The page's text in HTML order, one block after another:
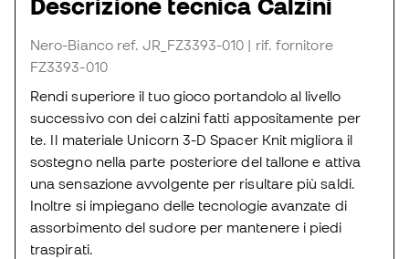
Descrizione tecnica Calzini
Nero-Bianco ref. JR_FZ3393-010 | rif. fornitore
FZ3393-010
Rendi superiore il tuo gioco portandolo al livello
successivo con dei calzini fatti appositamente per
te. Il materiale Unicorn 3-D Spacer Knit migliora il
sostegno nella parte posteriore del tallone e attiva
una sensazione avvolgente per risultare più saldi.
Inoltre si impiegano delle tecnologie avanzate di
assorbimento del sudore per mantenere i piedi
traspirati.